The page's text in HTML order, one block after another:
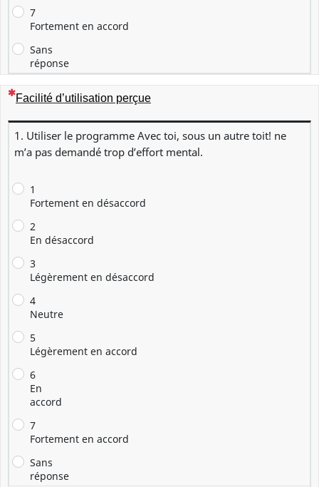
7
Fortement en accord
Sans
réponse
(Cette question est obligatoire)
Facilité d’utilisation perçue
1. Utiliser le programme Avec toi, sous un autre toit! ne
m’a pas demandé trop d’effort mental.
1
Fortement en désaccord
2
En désaccord
3
Légèrement en désaccord
4
Neutre
5
Légèrement en accord
6
En
accord
7
Fortement en accord
Sans
réponse